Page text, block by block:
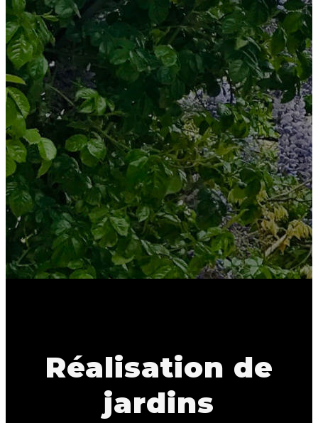
Réalisation de
jardins